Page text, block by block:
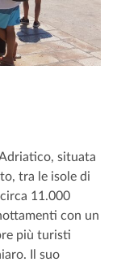
situata
tra le isole di
11.000
con un
più turisti
Il suo